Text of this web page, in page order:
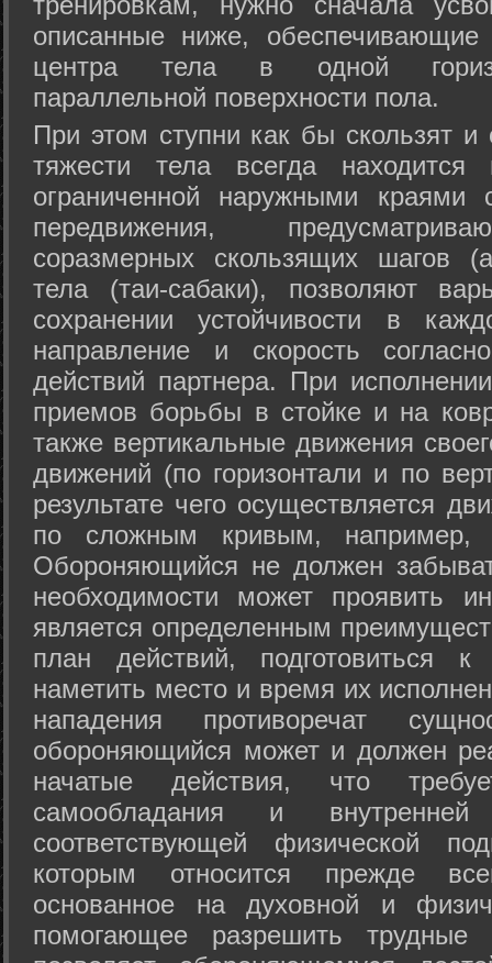
описанные ниже, обеспечивающие
центра тела в одной
параллельной поверхности пола.
При этом ступни как бы скользят
тяжести тела всегда
ограниченной наружными краями
передвижения,
соразмерных скользящих шагов
тела (таи-сабаки), позволяют
сохранении устойчивости в
направление и скорость
действий партнера. При
приемов борьбы в стойке и на
также вертикальные движения
движений (по горизонтали и по
результате чего осуществляется
по сложным кривым, например,
Обороняющийся не должен
необходимости может проявить
является определенным
план действий, подготовиться
наметить место и время их
нападения противоречат
обороняющийся может и должен
начатые действия, что
самообладания и
соответствующей физической
которым относится прежде
основанное на духовной и
помогающее разрешить